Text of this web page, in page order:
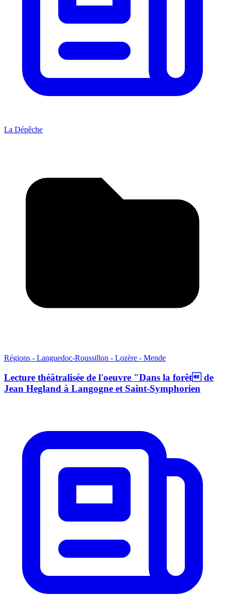
La Dépêche
Régions - Languedoc-Roussillon - Lozère - Mende
Lecture théâtralisée de l'oeuvre "Dans la forêt de
Jean Hegland à Langogne et Saint-Symphorien